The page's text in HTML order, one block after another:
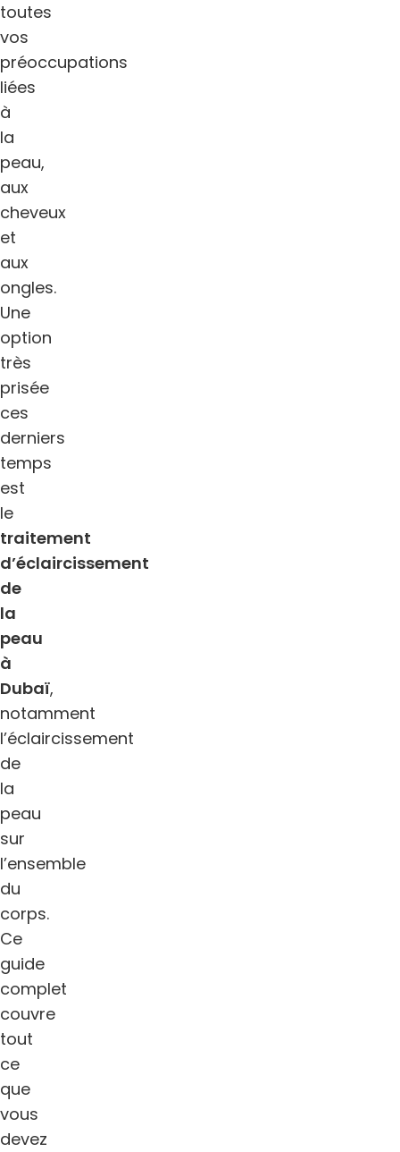
toutes
vos
préoccupations
liées
à
la
peau,
aux
cheveux
et
aux
ongles.
Une
option
très
prisée
ces
derniers
temps
est
le
traitement
d’éclaircissement
de
la
peau
à
Dubaï,
notamment
l’éclaircissement
de
la
peau
sur
l’ensemble
du
corps.
Ce
guide
complet
couvre
tout
ce
que
vous
devez